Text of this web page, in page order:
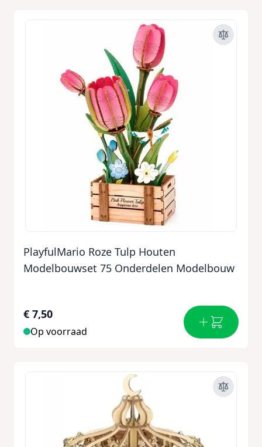
PlayfulMario Roze Tulp Houten
Modelbouwset 75 Onderdelen Modelbouw
€ 7,50
Op voorraad